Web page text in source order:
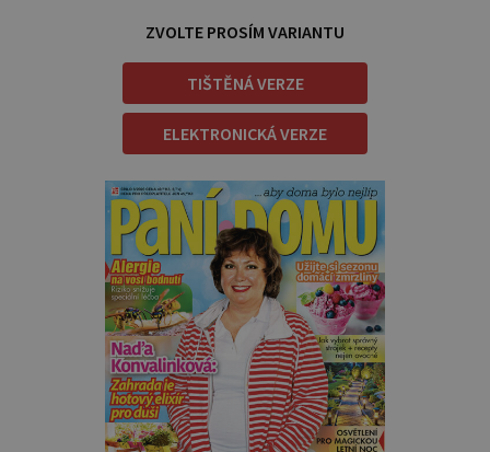
ZVOLTE PROSÍM VARIANTU
TIŠTĚNÁ VERZE
ELEKTRONICKÁ VERZE